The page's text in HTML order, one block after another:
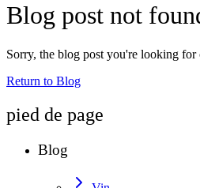
Durabilité
Blog post not
Sorry, the blog post you're looking for
Return to Blog
pied de page
Blog